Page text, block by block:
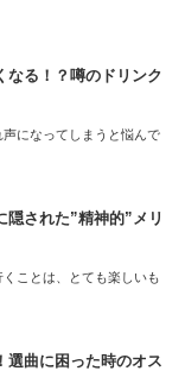
なる！？噂のドリンク
になってしまうと悩んで
隠された”精神的”メリ
ことは、とても楽しいも
選曲に困った時のオス